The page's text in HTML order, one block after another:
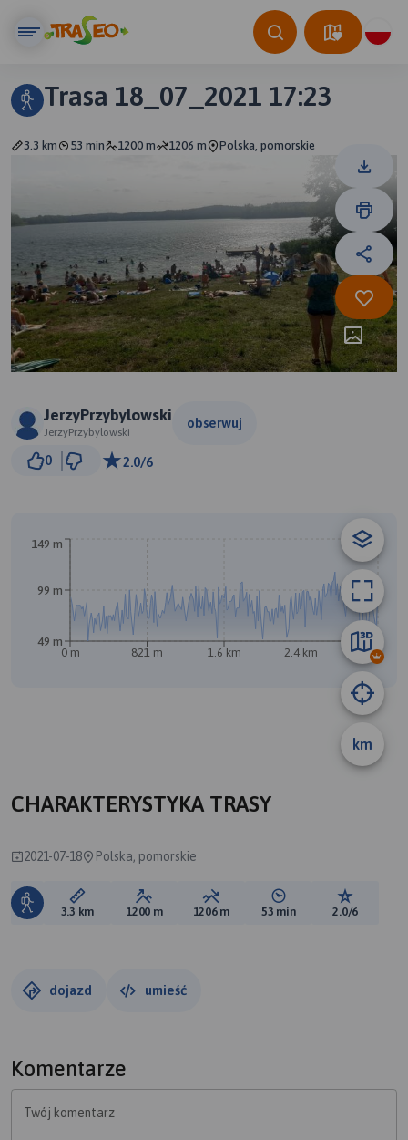
Trasa 18_07_2021 17:23
3.3 km 53 min 1200 m 1206 m Polska, pomorskie
JerzyPrzybylowski
JerzyPrzybylowski
obserwuj
0 2.0/6
km
0 m 821 m 1.6 km 2.4 km 3.2 km
49 m
99 m
149 m
CHARAKTERYSTYKA TRASY
2021-07-18 Polska, pomorskie
Długość trasy:
3.3 km Suma przewyższeń:
1200 m Suma spadków:
1206 m Średni czas potrzebny
53 min Ocena
2.0/6
dojazd umieść
Komentarze
Twój komentarz